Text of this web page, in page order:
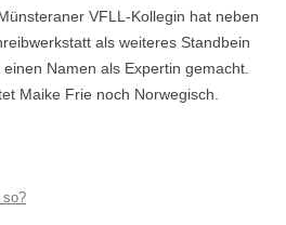
VFLL-Kollegin hat neben
als weiteres Standbein
Namen als Expertin gemacht.
Maike Frie noch Norwegisch.
so?